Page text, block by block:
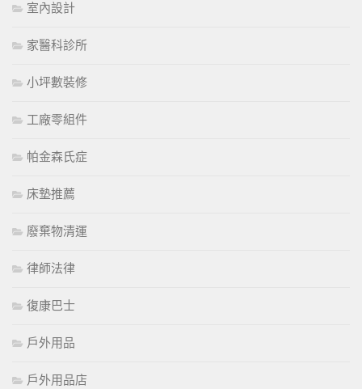
室內設計
家醫科診所
小坪數裝修
工廠零組件
帕金森氏症
床墊推薦
廢棄物清運
律師法律
復康巴士
戶外用品
戶外用品店